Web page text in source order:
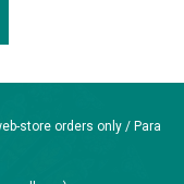
store orders only / Para